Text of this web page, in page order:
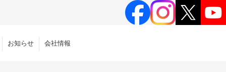
お知らせ 会社情報